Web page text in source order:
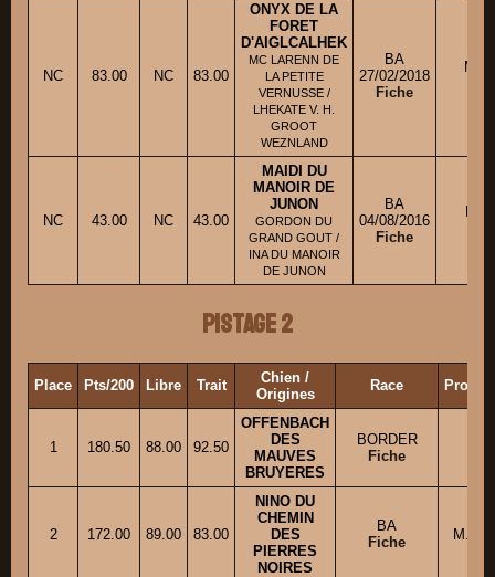
NC 83.00 NC 83.00
ONYX DE LA
FORET
D'AIGLCALHEK
MC LARENN DE
LA PETITE
VERNUSSE /
LHEKATE V. H.
GROOT
WEZNLAND
BA
27/02/2018
Fiche
NC 43.00 NC 43.00
MAIDI DU
MANOIR DE
JUNON
GORDON DU
GRAND GOUT /
INA DU MANOIR
DE JUNON
BA
04/08/2016
Fiche
Pistage 2
Place Pts/200 Libre Trait
Chien /
Origines
Race
1 180.50 88.00 92.50
OFFENBACH
DES
MAUVES
BRUYERES
BORDER
Fiche
2 172.00 89.00 83.00
NINO DU
CHEMIN
DES
PIERRES
NOIRES
BA
Fiche
M.